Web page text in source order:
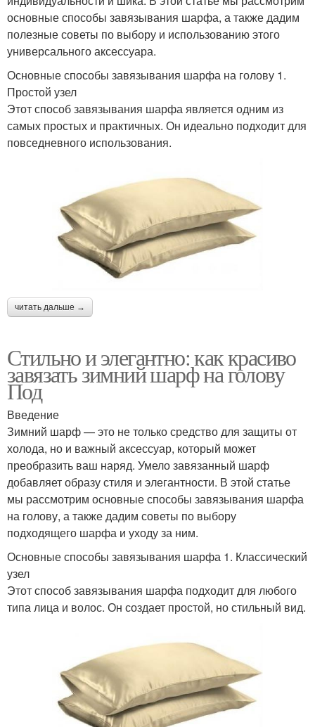
основные способы завязывания шарфа, а также дадим
полезные советы по выбору и использованию этого
универсального аксессуара.
Основные способы завязывания шарфа на голову 1.
Простой узел
Этот способ завязывания шарфа является одним из
самых простых и практичных. Он идеально подходит для
повседневного использования.
читать дальше →
Стильно и элегантно: как красиво
завязать зимний шарф на голову
Под
Введение
Зимний шарф — это не только средство для защиты от
холода, но и важный аксессуар, который может
преобразить ваш наряд. Умело завязанный шарф
добавляет образу стиля и элегантности. В этой статье
мы рассмотрим основные способы завязывания шарфа
на голову, а также дадим советы по выбору
подходящего шарфа и уходу за ним.
Основные способы завязывания шарфа 1. Классический
узел
Этот способ завязывания шарфа подходит для любого
типа лица и волос. Он создает простой, но стильный вид.